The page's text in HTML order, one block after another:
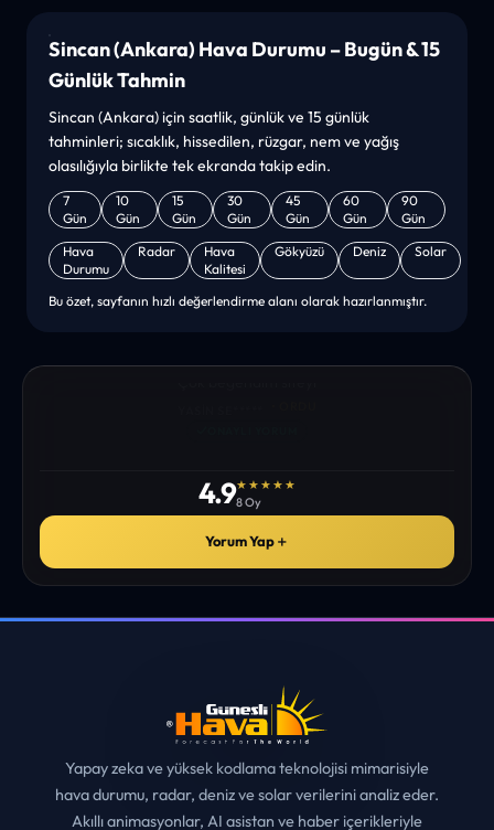
Sincan (Ankara) Hava Durumu – Bugün & 15
Günlük Tahmin
Sincan (Ankara) için saatlik, günlük ve 15 günlük
tahminleri; sıcaklık, hissedilen, rüzgar, nem ve yağış
olasılığıyla birlikte tek ekranda takip edin.
7
Gün
10
Gün
15
Gün
30
Gün
45
Gün
60
Gün
90
Gün
Hava
Durumu
Radar
Hava
Kalitesi
Gökyüzü Deniz Solar
Bu özet, sayfanın hızlı değerlendirme alanı olarak hazırlanmıştır.
4.9★★★★★
Yapay zeka ve yüksek kodlama teknolojisi mimarisiyle
hava durumu, radar, deniz ve solar verilerini analiz eder.